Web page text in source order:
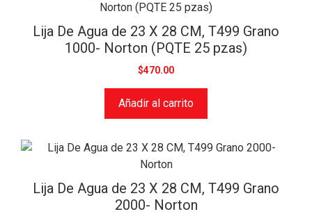
Lija De Agua de 23 X 28 CM, T499 Grano
1000- Norton (PQTE 25 pzas)
$470.00
Añadir al carrito
Lija De Agua de 23 X 28 CM, T499 Grano
2000- Norton